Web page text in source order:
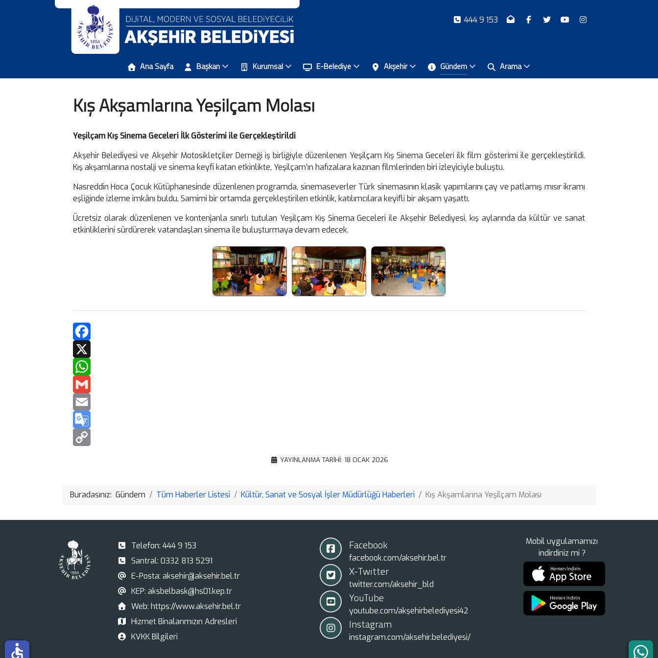
444 9 153
Ana Sayfa Başkan Kurumsal E-Belediye Akşehir Gündem Arama
Kış Akşamlarına Yeşilçam Molası
Yeşilçam Kış Sinema Geceleri İlk Gösterimi ile Gerçekleştirildi
Akşehir Belediyesi ve Akşehir Motosikletçiler Derneği iş birliğiyle düzenlenen Yeşilçam Kış Sinema Geceleri ilk film gösterimi ile gerçekleştirildi.
Kış akşamlarına nostalji ve sinema keyfi katan etkinlikte, Yeşilçam’ın hafızalara kazınan filmlerinden biri izleyiciyle buluştu.
Nasreddin Hoca Çocuk Kütüphanesinde düzenlenen programda, sinemaseverler Türk sinemasının klasik yapımlarını çay ve patlamış mısır ikramı
eşliğinde izleme imkânı buldu. Samimi bir ortamda gerçekleştirilen etkinlik, katılımcılara keyifli bir akşam yaşattı.
Ücretsiz olarak düzenlenen ve kontenjanla sınırlı tutulan Yeşilçam Kış Sinema Geceleri ile Akşehir Belediyesi, kış aylarında da kültür ve sanat
etkinliklerini sürdürerek vatandaşları sinema ile buluşturmaya devam edecek.
Translate
Copy
YAYINLANMA TARIHI: 18 OCAK 2026
Buradasınız: Gündem Tüm Haberler Listesi Kültür, Sanat ve Sosyal İşler Müdürlüğü Haberleri Kış Akşamlarına Yeşilçam Molası
Telefon: 444 9 153
Santral: 0332 813 5291
E-Posta: aksehir@aksehir.bel.tr
KEP: aksbelbask@hs01.kep.tr
Web: https://www.aksehir.bel.tr
Hizmet Binalarımızın Adresleri
KVKK Bilgileri
Facebook
facebook.com/aksehir.bel.tr
X-Twitter
twitter.com/aksehir_bld
YouTube
youtube.com/akşehirbelediyesi42
Instagram
instagram.com/aksehir.belediyesi/
Mobil uygulamamızı
indirdiniz mi ?
accessible